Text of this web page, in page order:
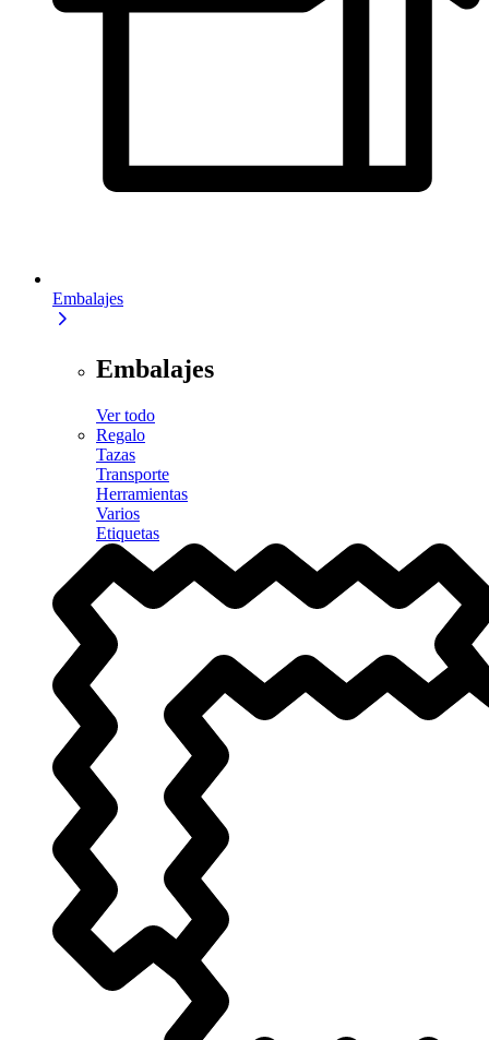
Embalajes
Embalajes
Ver todo
Regalo
Tazas
Transporte
Herramientas
Varios
Etiquetas